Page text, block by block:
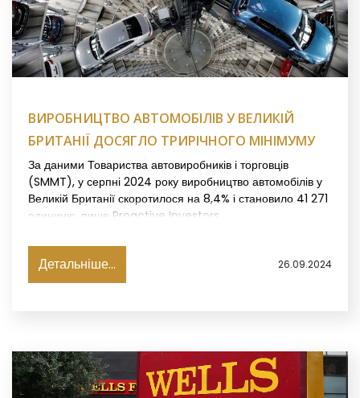
ВИРОБНИЦТВО АВТОМОБІЛІВ У ВЕЛИКІЙ
БРИТАНІЇ ДОСЯГЛО ТРИРІЧНОГО МІНІМУМУ
За даними Товариства автовиробників і торговців
(SMMT), у серпні 2024 року виробництво автомобілів у
Великій Британії скоротилося на 8,4% і становило 41 271
одиницю, пише Proactive Investors.
Детальніше... 26.09.2024